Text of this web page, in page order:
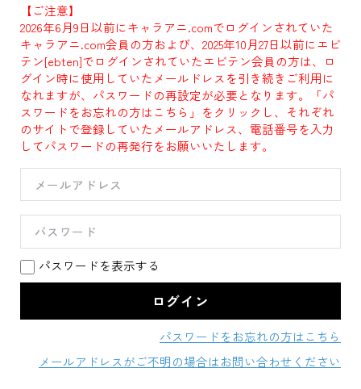
【ご注意】
2026年6月9日以前にキャラアニ.comでログインされていた
キャラアニ.com会員の方および、2025年10月27日以前にエビ
テン[ebten]でログインされていたエビテン会員の方は、ロ
グイン時に使用していたメールドレスを引き続きご利用に
なれますが、パスワードの再設定が必要となります。「パ
スワードをお忘れの方はこちら」をクリックし、それぞれ
のサイトで登録していたメールアドレス、電話番号を入力
してパスワードの再発行をお願いいたします。
パスワードを表示する
パスワードをお忘れの方はこちら
メールアドレスがご不明の場合はお問い合わせください